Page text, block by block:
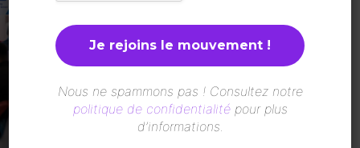
Nous ne spammons pas ! Consultez notre
politique de confidentialitépour plus
d’informations.